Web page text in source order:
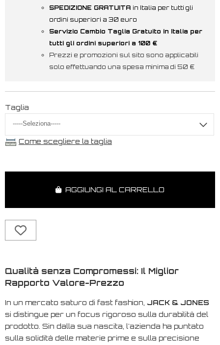
SPEDIZIONE GRATUITA in Italia per tutti gli
ordini superiori a 30 euro
Servizio Cambio Taglia Gratuito in Italia per
tutti gli ordini superiori a 100 €
Prezzi e promozioni sul sito sono applicabili
solo effettuando una spesa minima di 50 €
Taglia
Come scegliere la taglia
AGGIUNGI AL CARRELLO
Qualità senza Compromessi: Il Miglior
Rapporto Valore-Prezzo
In un mercato saturo di fast fashion JACK & JONES
si distingue per un focus rigoroso sulla durabilità del
prodotto. Sin dalla sua nascita, l'azienda ha puntato
sulla solidità delle materie prime e sulla precisione